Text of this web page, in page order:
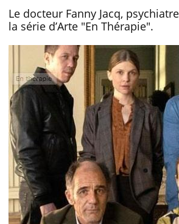
Le docteur Fanny Jacq,
la série d’Arte "En Thérapie".